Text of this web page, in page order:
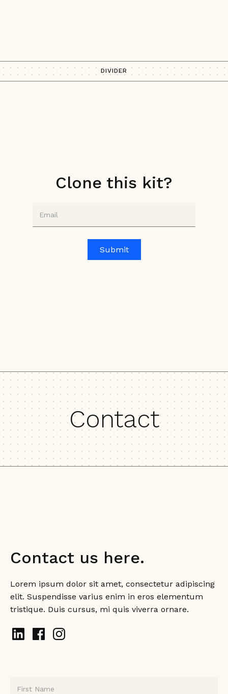
DIVIDER
Clone this kit?
Contact
Contact us here.
Lorem ipsum dolor sit amet, consectetur adipiscing
elit. Suspendisse varius enim in eros elementum
tristique. Duis cursus, mi quis viverra ornare.